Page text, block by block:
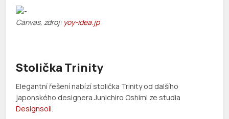
Canvas, zdroj: yoy-idea.jp
Stolička Trinity
Elegantní řešení nabízí stolička Trinity od dalšího
japonského designera Junichiro Oshimi ze studia
Designsoil.